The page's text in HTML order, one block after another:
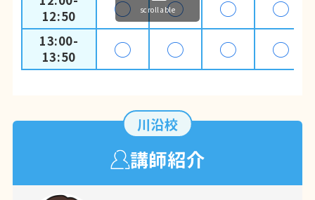
12:50
◯ ◯ ◯ ◯
13:00-
13:50
◯ ◯ ◯ ◯
scrollable
川沿校
講師紹介